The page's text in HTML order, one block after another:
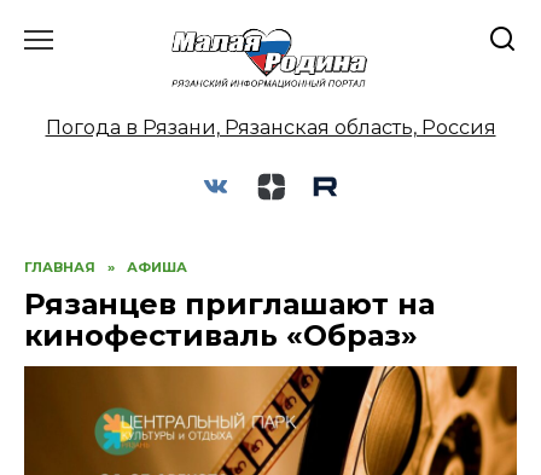
Погода в Рязани, Рязанская область, Россия
ГЛАВНАЯ » АФИША
Рязанцев приглашают на
кинофестиваль «Образ»